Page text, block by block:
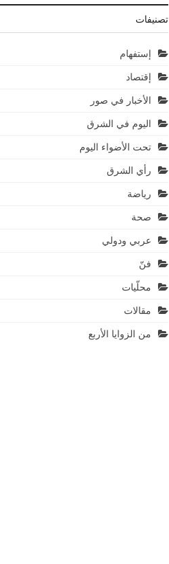
تصنيفات
إستفهام
إقتصاد
الأخبار في صور
اليوم في الشرق
تحت الأضواء اليوم
رأي الشرق
رياضة
صحة
عربي ودولي
فنّ
محلّيات
مقالات
من الزوايا الأربع